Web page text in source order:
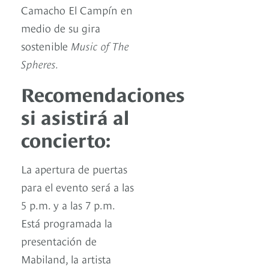
Camacho El Campín en
medio de su gira
sostenible Music of The
Spheres.
Recomendaciones
si asistirá al
concierto:
La apertura de puertas
para el evento será a las
5 p.m. y a las 7 p.m.
Está programada la
presentación de
Mabiland, la artista